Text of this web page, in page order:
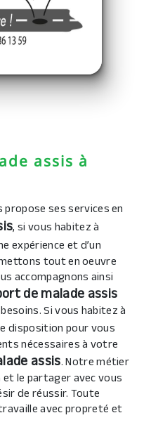
ses services en
, si vous habitez à
expérience et d’un
tout en oeuvre
accompagnons ainsi
de malade assis
Si vous habitez à
disposition pour vous
nécessaires à votre
assis. Notre métier
le partager avec vous
de réussir. Toute
avec propreté et